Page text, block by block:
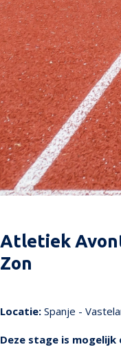
Atletiek
Zon
Locatie: Spanje -
Deze stage is